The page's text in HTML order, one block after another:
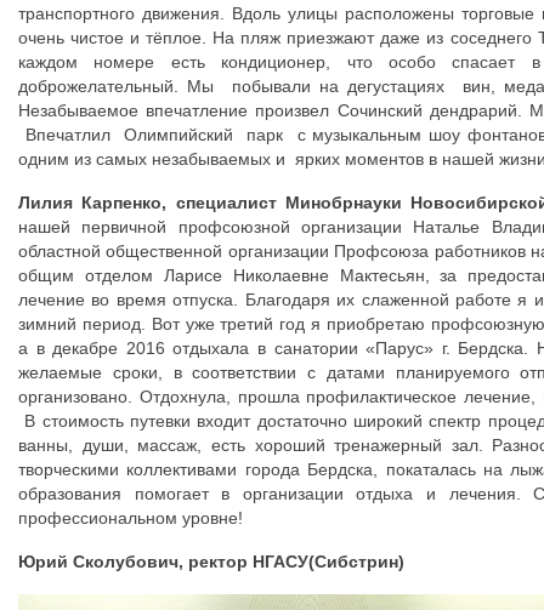
транспортного движения. Вдоль улицы расположены
очень чистое и тёплое. На пляж приезжают даже из соседнего
каждом номере есть кондиционер, что особо спасает
доброжелательный. Мы побывали на дегустациях вин,
Незабываемое впечатление произвел Сочинский
Впечатлил Олимпийский парк с музыкальным шоу
одним из самых незабываемых и ярких моментов в нашей
Лилия Карпенко, специалист Минобрнауки
нашей первичной профсоюзной организации Наталье
областной общественной организации Профсоюза работников
общим отделом Ларисе Николаевне Мактесьян, за
лечение во время отпуска. Благодаря их слаженной работе я
зимний период. Вот уже третий год я приобретаю
а в декабре 2016 отдыхала в санатории «Парус» г. Бердска.
желаемые сроки, в соответствии с датами планируемого
организовано. Отдохнула, прошла профилактическое
В стоимость путевки входит достаточно широкий спектр
ванны, души, массаж, есть хороший тренажерный зал.
творческими коллективами города Бердска, покаталась на
образования помогает в организации отдыха и
профессиональном уровне!
Юрий Сколубович, ректор НГАСУ(Сибстрин)